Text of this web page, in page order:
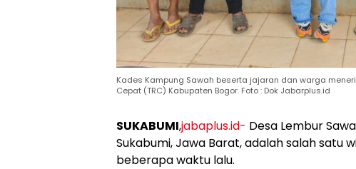
Kades Kampung Sawah beserta jajaran dan warga
Cepat (TRC) Kabupaten Bogor. Foto : Dok Jabarplus.id
SUKABUMI,jabaplus.id- Desa Lembur
Sukabumi, Jawa Barat, adalah salah
beberapa waktu lalu.